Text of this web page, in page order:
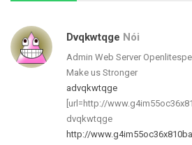
Dvqkwtqge Nói
Admin Web Server
Make us Stronger
advqkwtqge
[url=http://
dvqkwtqge
http://